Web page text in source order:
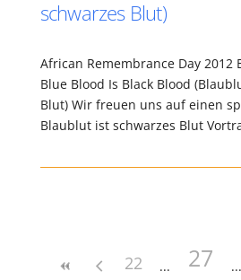
schwarzes Blut)
African Remembrance Day 2012
Blue Blood Is Black Blood
Blut) Wir freuen uns auf einen
Blaublut ist schwarzes Blut
22 27